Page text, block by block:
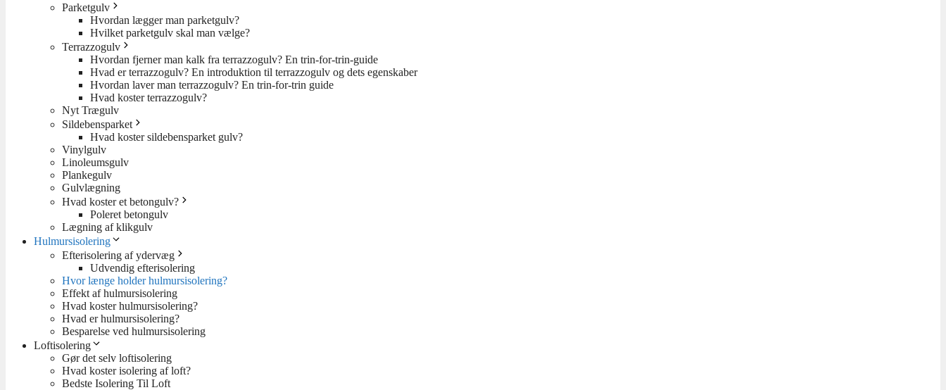
Parketgulv
Hvordan lægger man parketgulv?
Hvilket parketgulv skal man vælge?
Terrazzogulv
Hvordan fjerner man kalk fra terrazzogulv? En trin-for-trin-guide
Hvad er terrazzogulv? En introduktion til terrazzogulv og dets egenskaber
Hvordan laver man terrazzogulv? En trin-for-trin guide
Hvad koster terrazzogulv?
Nyt Trægulv
Sildebensparket
Hvad koster sildebensparket gulv?
Vinylgulv
Linoleumsgulv
Plankegulv
Gulvlægning
Hvad koster et betongulv?
Poleret betongulv
Lægning af klikgulv
Hulmursisolering
Efterisolering af ydervæg
Udvendig efterisolering
Hvor længe holder hulmursisolering?
Effekt af hulmursisolering
Hvad koster hulmursisolering?
Hvad er hulmursisolering?
Besparelse ved hulmursisolering
Loftisolering
Gør det selv loftisolering
Hvad koster isolering af loft?
Bedste Isolering Til Loft